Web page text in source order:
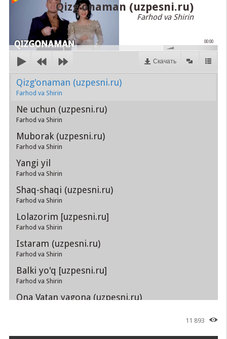
Qizg'onaman (uzpesni.ru)
Farhod va Shirin
00:00
Скачать
Qizg'onaman (uzpesni.ru)
Farhod va Shirin
Ne uchun (uzpesni.ru)
Farhod va Shirin
Muborak (uzpesni.ru)
Farhod va Shirin
Yangi yil
Farhod va Shirin
Shaq-shaqi (uzpesni.ru)
Farhod va Shirin
Lolazorim [uzpesni.ru]
Farhod va Shirin
Istaram (uzpesni.ru)
Farhod va Shirin
Balki yo'q [uzpesni.ru]
Farhod va Shirin
Ona Vatan yagona (uzpesni.ru)
Farhod va Shirin
11 893